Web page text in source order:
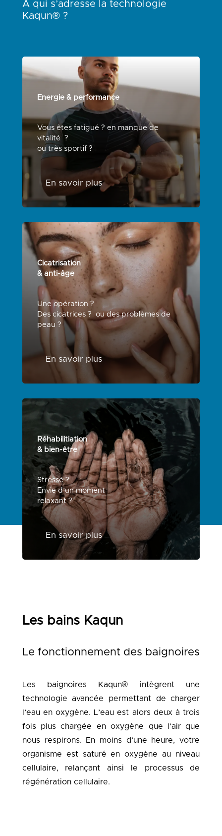
Àqui s’adresse la technologie
Kaqun® ?
Energie & performance
Vous êtes fatigué ? en manque de
vitalité ?
ou très sportif ?
En savoir plus
Cicatrisation
& anti-âge
Une opération ?
Des cicatrices ? ou des problèmes de
peau ?
En savoir plus
Réhabilitiation
& bien-être
Stressé ?
Envie d’un moment
relaxant ?
En savoir plus
Les bains Kaqun
Le fonctionnement des baignoires
Les baignoires Kaqun® intègrent une
technologie avancée permettant de charger
l’eau en oxygène. L’eau est alors deux à trois
fois plus chargée en oxygène que l’air que
nous respirons. En moins d’une heure, votre
organisme est saturé en oxygène au niveau
cellulaire, relançant ainsi le processus de
régénération cellulaire.